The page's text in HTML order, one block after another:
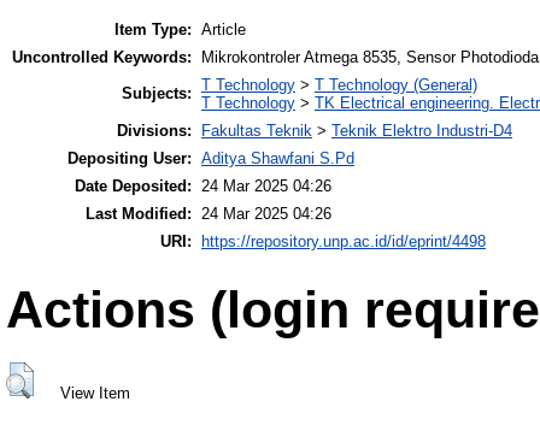
Item Type: Article
Uncontrolled Keywords:
Mikrokontroler Atmega 8535, Sensor
Subjects: T Technology > T Technology (General)
T Technology > TK Electrical engineering.
Divisions:
Fakultas Teknik > Teknik Elektro Industri-D4
Depositing User: Aditya Shawfani S.Pd
Date Deposited: 24 Mar 2025 04:26
Last Modified: 24 Mar 2025 04:26
URI:
https://repository.unp.ac.id/id/eprint/4498
Actions (login
View Item